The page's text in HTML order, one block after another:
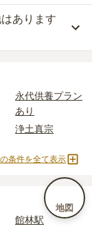
地図
かからず、永代
があります。
儀式のための費
費用。僧侶に渡
るケースがあり
く変わるため、見
す。個別のお墓に
費用が安く設定
。
する公営の霊園が
応募資格が設けら
村に一定年数以
ことも多いた
くか、資料請求
あります
ください。
永代供養プラン
あり
浄土真宗
浄土宗
民営霊園
3人用区画あり
条件を全て表示
館林駅